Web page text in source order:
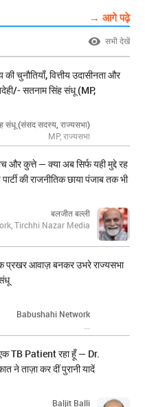
→ आगे पढ़े
सभी देखें
की चुनौतियाँ, वित्तीय उदासीनता और
सतनाम सिंह संधू (MP,
संधू (संसद सदस्य, राज्यसभा)
MP, राज्यसभा
और कुत्ते — क्या अब सिर्फ यही मुद्दे रह
की राजनीतिक छाया पंजाब तक भी
बलजीत बल्ली
Tirchhi Nazar Media
प्रखर आवाज़ बनकर उभरे राज्यसभा
Babushahi Network
TB Patient रहा हूँ — Dr.
ने ताज़ा कर दीं पुरानी यादें
Baljit Balli